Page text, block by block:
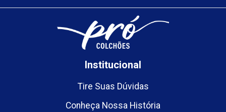
Institucional
Tire Suas Dúvidas
Conheça Nossa História